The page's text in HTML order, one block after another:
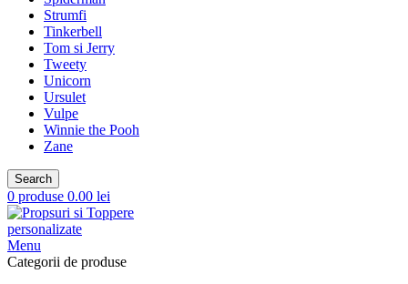
Strumfi
Tinkerbell
Tom si Jerry
Tweety
Unicorn
Ursulet
Vulpe
Winnie the Pooh
Zane
Search
0 produse 0.00 lei
Menu
Categorii de produse